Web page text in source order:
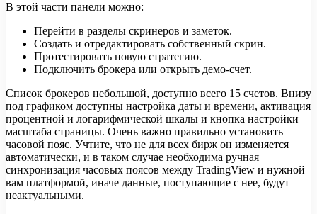
В этой части панели можно:
Перейти в разделы скринеров и заметок.
Создать и отредактировать собственный скрин.
Протестировать новую стратегию.
Подключить брокера или открыть демо-счет.
Список брокеров небольшой, доступно всего 15 счетов. Внизу
под графиком доступны настройка даты и времени, активация
процентной и логарифмической шкалы и кнопка настройки
масштаба страницы. Очень важно правильно установить
часовой пояс. Учтите, что не для всех бирж он изменяется
автоматически, и в таком случае необходима ручная
синхронизация часовых поясов между TradingView и нужной
вам платформой, иначе данные, поступающие с нее, будут
неактуальными.